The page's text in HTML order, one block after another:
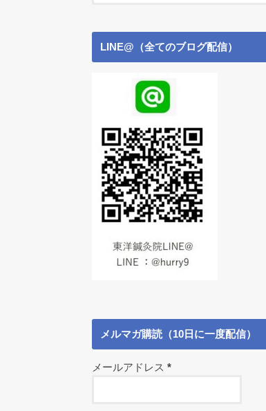
LINE@（全てのブログ配信）
メルマガ購読（10日に一度配信）
メールアドレス *